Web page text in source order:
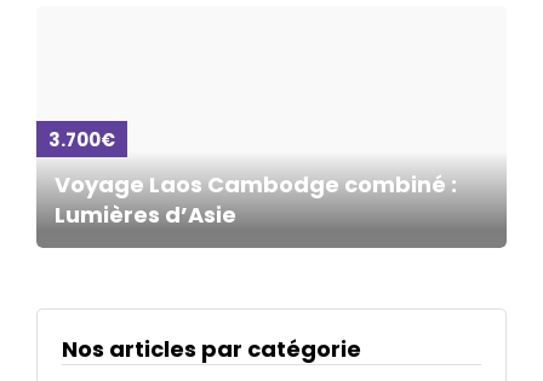
3.700€
Voyage Laos Cambodge combiné :
Lumières d’Asie
Nos articles par catégorie